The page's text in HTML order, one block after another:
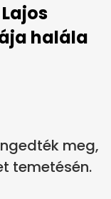
halála
meg,
temetésén.